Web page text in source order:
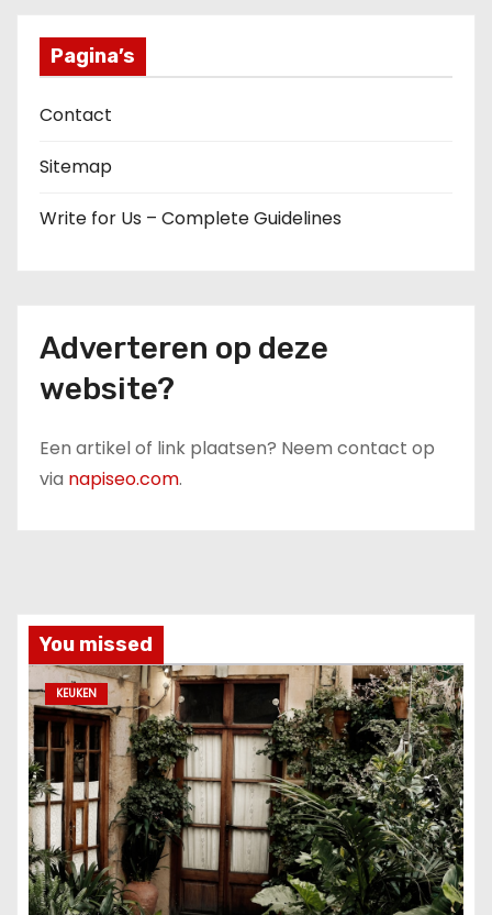
Pagina’s
Contact
Sitemap
Write for Us – Complete Guidelines
Adverteren op deze
website?
Een artikel of link plaatsen? Neem contact op
via napiseo.com.
You missed
KEUKEN